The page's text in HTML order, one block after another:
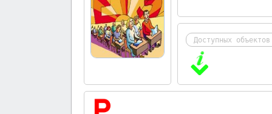
Доступных объектов